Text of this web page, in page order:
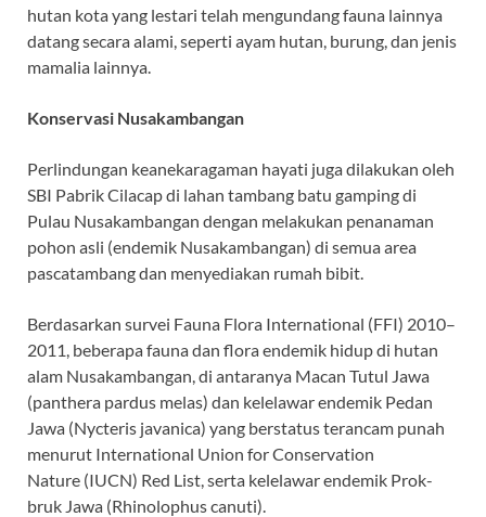
hutan kota yang lestari telah mengundang fauna lainnya
datang secara alami, seperti ayam hutan, burung, dan jenis
mamalia lainnya.
Konservasi Nusakambangan
Perlindungan keanekaragaman hayati juga dilakukan oleh
SBI Pabrik Cilacap di lahan tambang batu gamping di
Pulau Nusakambangan dengan melakukan penanaman
pohon asli (endemik Nusakambangan) di semua area
pascatambang dan menyediakan rumah bibit.
Berdasarkan survei Fauna Flora International (FFI) 2010–
2011, beberapa fauna dan flora endemik hidup di hutan
alam Nusakambangan, di antaranya Macan Tutul Jawa
(panthera pardus melas) dan kelelawar endemik Pedan
Jawa (Nycteris javanica) yang berstatus terancam punah
menurut International Union for Conservation
Nature (IUCN) Red List, serta kelelawar endemik Prok-
bruk Jawa (Rhinolophus canuti).